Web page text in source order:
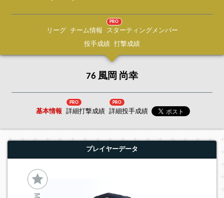
リーグ チーム情報
PRO
スターティングメンバー
投手成績 打撃成績
76 風岡 尚幸
基本情報
PRO
詳細打撃成績
PRO
詳細投手成績
プレイヤーデータ